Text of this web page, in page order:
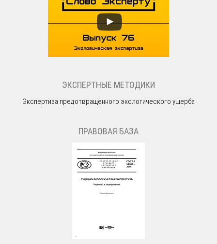
ЭКСПЕРТНЫЕ МЕТОДИКИ
Экспертиза предотвращенного экологического ущерба
ПРАВОВАЯ БАЗА